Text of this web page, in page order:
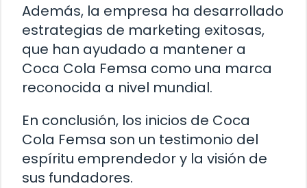
Además, la empresa ha desarrollado
estrategias de marketing exitosas,
que han ayudado a mantener a
Coca Cola Femsa como una marca
reconocida a nivel mundial.
En conclusión, los inicios de Coca
Cola Femsa son un testimonio del
espíritu emprendedor y la visión de
sus fundadores.